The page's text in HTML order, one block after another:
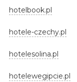
hotelbook.pl
hotele-czechy.pl
hotelesolina.pl
hotelewegipcie.pl